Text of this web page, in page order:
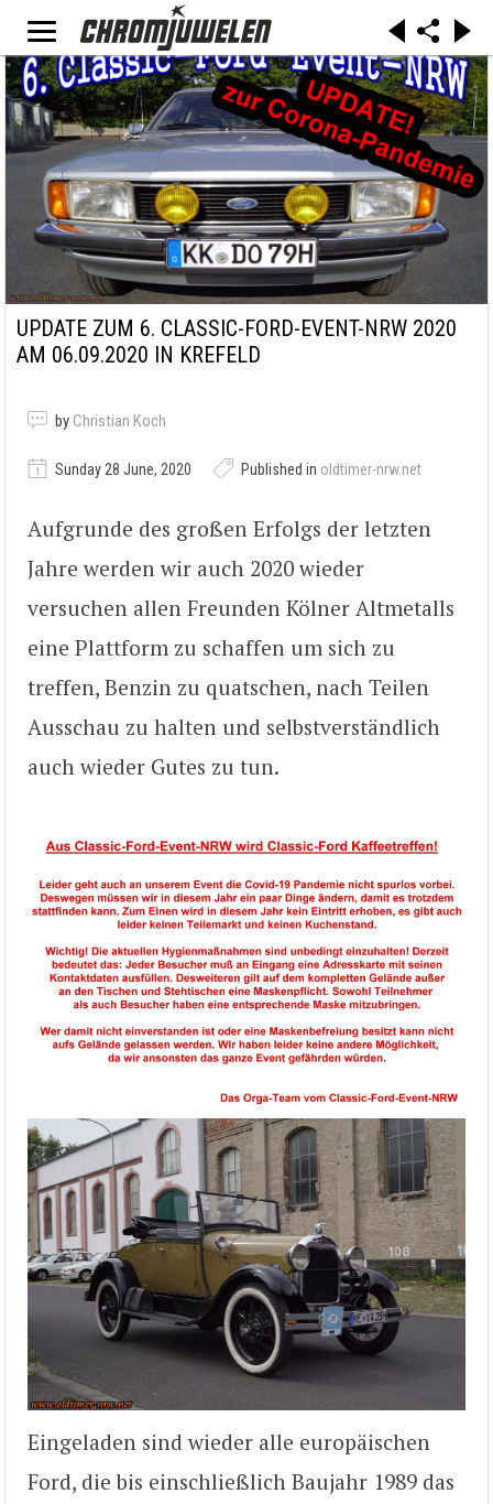
UPDATE ZUM 6. CLASSIC-FORD-EVENT-NRW 2020
AM 06.09.2020 IN KREFELD
by Christian Koch
Sunday 28 June, 2020 Published in oldtimer-nrw.net
Aufgrunde des großen Erfolgs der letzten
Jahre werden wir auch 2020 wieder
versuchen allen Freunden Kölner Altmetalls
eine Plattform zu schaffen um sich zu
treffen, Benzin zu quatschen, nach Teilen
Ausschau zu halten und selbstverständlich
auch wieder Gutes zu tun.
Eingeladen sind wieder alle europäischen
Ford, die bis einschließlich Baujahr 1989 das